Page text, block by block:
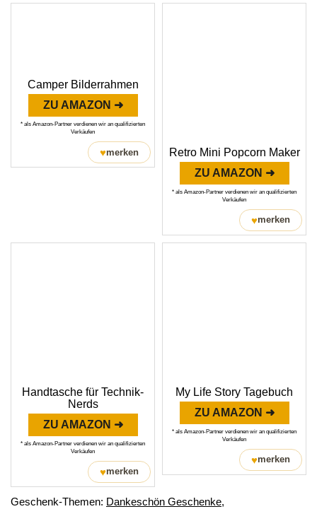
Camper Bilderrahmen
ZU AMAZON ➜
* als Amazon-Partner verdienen wir an qualifizierten
Verkäufen
♥merken
Retro Mini Popcorn Maker
ZU AMAZON ➜
* als Amazon-Partner verdienen wir an qualifizierten
Verkäufen
♥merken
Handtasche für Technik-
Nerds
ZU AMAZON ➜
* als Amazon-Partner verdienen wir an qualifizierten
Verkäufen
♥merken
My Life Story Tagebuch
ZU AMAZON ➜
* als Amazon-Partner verdienen wir an qualifizierten
Verkäufen
♥merken
Geschenk-Themen: Dankeschön Geschenke,